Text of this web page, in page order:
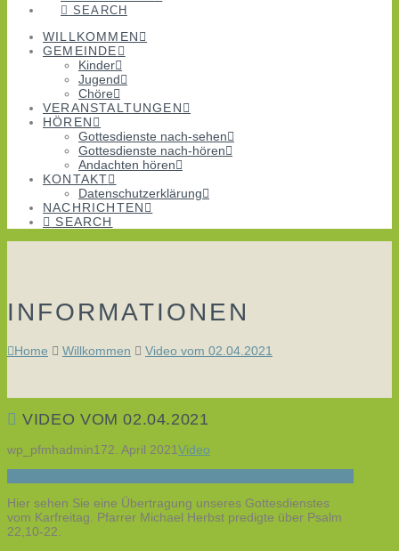
SEARCH
WILLKOMMEN
GEMEINDE
Kinder
Jugend
Chöre
VERANSTALTUNGEN
HÖREN
Gottesdienste nach-sehen
Gottesdienste nach-hören
Andachten hören
KONTAKT
Datenschutzerklärung
NACHRICHTEN
SEARCH
INFORMATIONEN
Home Willkommen Video vom 02.04.2021
VIDEO VOM 02.04.2021
wp_pfmhadmin172. April 2021Video
Hier sehen Sie eine Übertragung unseres Gottesdienstes
vom Karfreitag. Pfarrer Michael Herbst predigte über Psalm
22,10-22.